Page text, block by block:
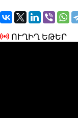
ՈՒՂԻՂ ԵԹԵՐ